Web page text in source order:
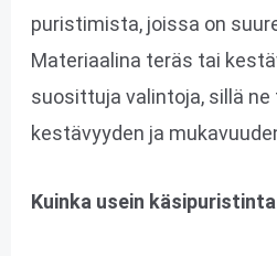
puristimista, joissa on
Materiaalina teräs tai
suosittuja valintoja, sillä ne
kestävyyden ja
Kuinka usein